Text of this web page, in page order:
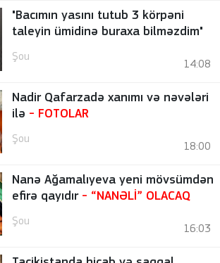
"Bacımın yasını tutub 3 körpəni
taleyin ümidinə buraxa bilməzdim"
Şou
14:08
Nadir Qafarzadə xanımı və nəvələri
ilə - FOTOLAR
Şou
18:00
Nanə Ağamalıyeva yeni mövsümdən
efirə qayıdır - “NANƏLİ” OLACAQ
Şou
16:03